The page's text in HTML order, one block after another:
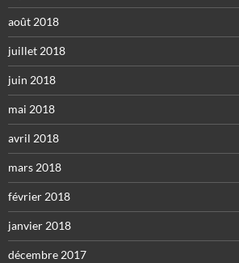
août 2018
juillet 2018
juin 2018
mai 2018
avril 2018
mars 2018
février 2018
janvier 2018
décembre 2017